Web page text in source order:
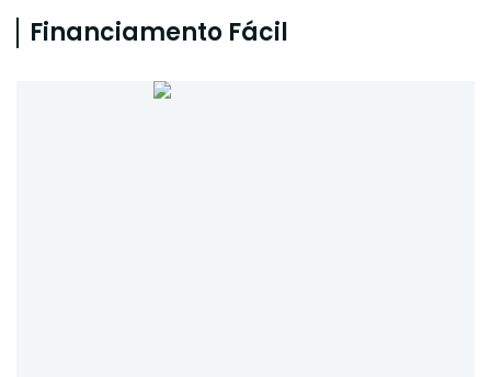
Financiamento Fácil